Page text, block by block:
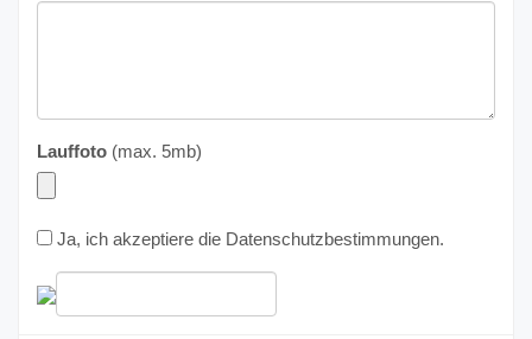
Lauffoto (max. 5mb)
Ja, ich akzeptiere die Datenschutzbestimmungen.